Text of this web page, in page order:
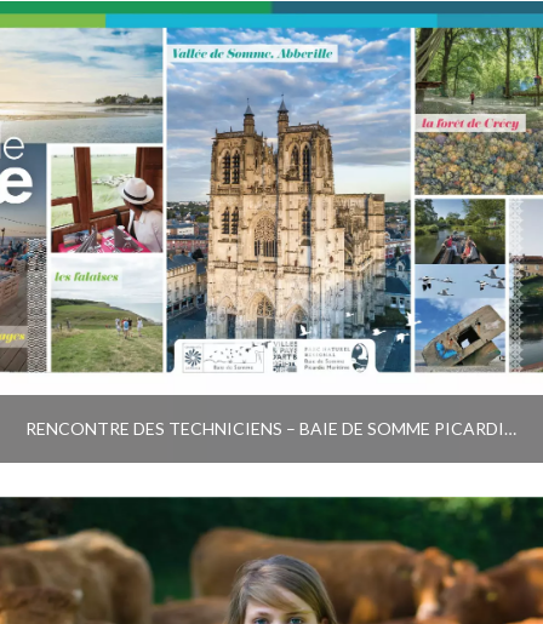
RENCONTRE DES TECHNICIENS – BAIE DE SOMME PICARDIE MARITIME “HORIZON 2030”